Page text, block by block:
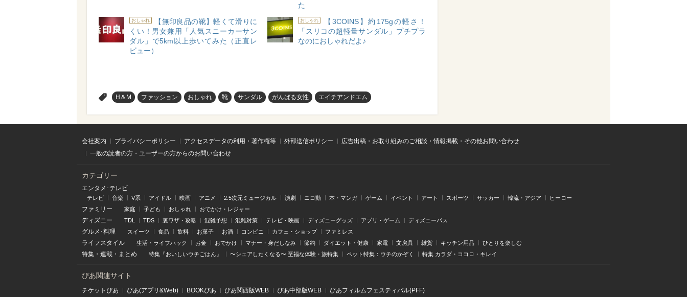
た
おしゃれ
【無印良品の靴】軽くて滑りに
くい！男女兼用「人気スニーカーサン
ダル」で5km以上歩いてみた（正直レ
ビュー）
おしゃれ
【3COINS】約175gの軽さ！
「スリコの超軽量サンダル」プチプラ
なのにおしゃれだよ♪
H＆M ファッション おしゃれ 靴 サンダル がんばる女性 エイチアンドエム
会社案内 プライバシーポリシー アクセスデータの利用・著作権等 外部送信ポリシー
広告出稿・お取り組みのご相談・情報掲載・その他お問い合わせ
一般の読者の方・ユーザーの方からのお問い合わせ
カテゴリー
エンタメ･テレビ
テレビ 音楽 V系 アイドル 映画 アニメ 2.5次元ミュージカル 演劇 ニコ動 本・マンガ ゲーム イベント アート スポーツ サッカー 韓流・アジア ヒーロー
ファミリー 家庭 子ども おしゃれ おでかけ・レジャー
ディズニー TDL TDS 裏ワザ・攻略 混雑予想 混雑対策 テレビ・映画 ディズニーグッズ アプリ・ゲーム ディズニーパス
グルメ･料理 スイーツ 食品 飲料 お菓子 お酒 コンビニ カフェ・ショップ ファミレス
ライフスタイル 生活・ライフハック お金 おでかけ マナー・身だしなみ 節約 ダイエット・健康 家電 文房具 雑貨 キッチン用品 ひとりを楽しむ
特集 ・ 連載 ・ まとめ 特集『おいしいウチごはん』 〜シェアしたくなる〜 至福な体験・旅特集 ペット特集：ウチのかぞく 特集 カラダ・ココロ・キレイ
ぴあ関連サイト
チケットぴあ ぴあ(アプリ&Web) BOOKぴあ ぴあ関⻄版WEB ぴあ中部版WEB ぴあフィルムフェスティバル(PFF)